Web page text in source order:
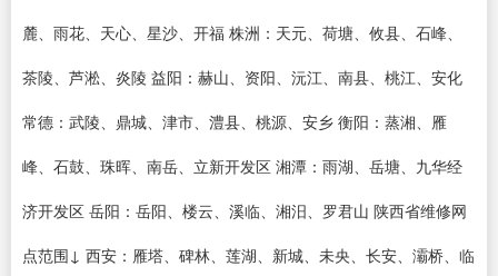
麓、雨花、天心、星沙、开福 株洲：天元、荷塘、攸县、石峰、
茶陵、芦淞、炎陵 益阳：赫山、资阳、沅江、南县、桃江、安化
常德：武陵、鼎城、津市、澧县、桃源、安乡 衡阳：蒸湘、雁
峰、石鼓、珠晖、南岳、立新开发区 湘潭：雨湖、岳塘、九华经
济开发区 岳阳：岳阳、楼云、溪临、湘汨、罗君山 陕西省维修网
点范围↓ 西安：雁塔、碑林、莲湖、新城、未央、长安、灞桥、临